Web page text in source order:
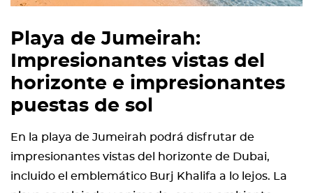
Playa de Jumeirah:
Impresionantes vistas del
horizonte e impresionantes
puestas de sol
En la playa de Jumeirah podrá disfrutar de
impresionantes vistas del horizonte de Dubai,
incluido el emblemático Burj Khalifa a lo lejos. La